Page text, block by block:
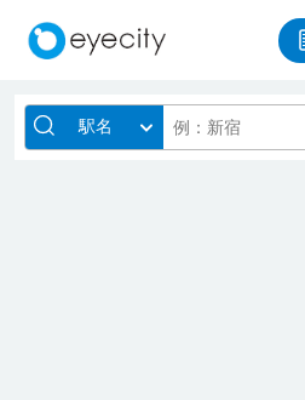
駅名